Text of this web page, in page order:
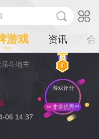
游戏 资讯 合
乐斗地主
06 14:37
游戏评分
非常优秀
提